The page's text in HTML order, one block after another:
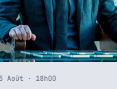
Août · 18h00